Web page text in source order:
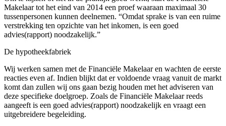
Makelaar tot het eind van 2014 een proef waaraan maximaal 30
tussenpersonen kunnen deelnemen. “Omdat sprake is van een ruime
verstrekking ten opzichte van het inkomen, is een goed
advies(rapport) noodzakelijk.”
De hypotheekfabriek
Wij werken samen met de Financiële Makelaar en wachten de eerste
reacties even af. Indien blijkt dat er voldoende vraag vanuit de markt
komt dan zullen wij ons gaan bezig houden met het adviseren van
deze specifieke doelgroep. Zoals de Financiële Makelaar reeds
aangeeft is een goed advies(rapport) noodzakelijk en vraagt een
uitgebreidere begeleiding.